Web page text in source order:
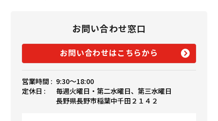
お問い合わせ窓口
お問い合わせはこちらから
営業時間 : 9:30〜18:00
定休日 :
毎週火曜日・第二水曜日、第三水曜日
長野県長野市稲葉中千田２１４２